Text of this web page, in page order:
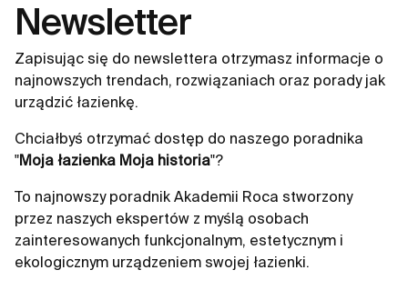
Newsletter
Zapisując się do newslettera otrzymasz informacje o
najnowszych trendach, rozwiązaniach oraz porady jak
urządzić łazienkę.
Chciałbyś otrzymać dostęp do naszego poradnika
"Moja łazienka Moja historia"?
To najnowszy poradnik Akademii Roca stworzony
przez naszych ekspertów z myślą osobach
zainteresowanych funkcjonalnym, estetycznym i
ekologicznym urządzeniem swojej łazienki.